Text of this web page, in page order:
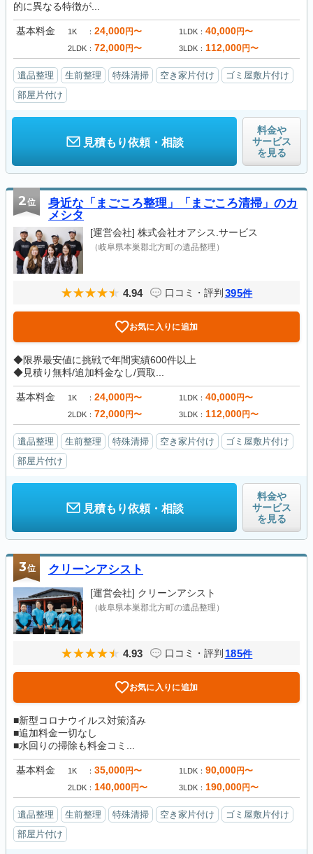
的に異なる特徴が...
基本料金 1K 24,000円〜 1LDK 40,000円〜
2LDK 72,000円〜 3LDK 112,000円〜
遺品整理 生前整理 特殊清掃 空き家片付け
ゴミ屋敷片付け
部屋片付け
見積もり依頼・相談
料金や
サービス
を見る
2位
身近な「まごころ整理」「まごころ清掃」のカ
メシタ
[運営会社] 株式会社オアシス.サービス
（岐阜県本巣郡北方町の遺品整理）
4.94 口コミ・評判 395件
お気に入りに追加
◆限界最安値に挑戦で年間実績600件以上
◆見積り無料/追加料金なし/買取...
基本料金 1K 24,000円〜 1LDK 40,000円〜
2LDK 72,000円〜 3LDK 112,000円〜
遺品整理 生前整理 特殊清掃 空き家片付け
ゴミ屋敷片付け
部屋片付け
見積もり依頼・相談
料金や
サービス
を見る
3位 クリーンアシスト
[運営会社] クリーンアシスト
（岐阜県本巣郡北方町の遺品整理）
4.93 口コミ・評判 185件
お気に入りに追加
■新型コロナウイルス対策済み
■追加料金一切なし
■水回りの掃除も料金コミ...
基本料金 1K 35,000円〜 1LDK 90,000円〜
2LDK 140,000円〜 3LDK 190,000円〜
遺品整理 生前整理 特殊清掃 空き家片付け
ゴミ屋敷片付け
部屋片付け